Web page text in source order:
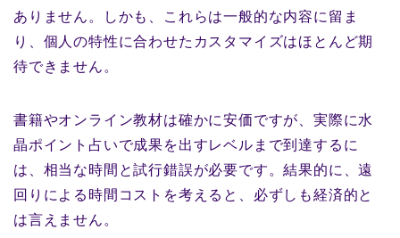
ありません。しかも、これらは一般的な内容に留ま
り、個人の特性に合わせたカスタマイズはほとんど期
待できません。
書籍やオンライン教材は確かに安価ですが、実際に水
晶ポイント占いで成果を出すレベルまで到達するに
は、相当な時間と試行錯誤が必要です。結果的に、遠
回りによる時間コストを考えると、必ずしも経済的と
は言えません。